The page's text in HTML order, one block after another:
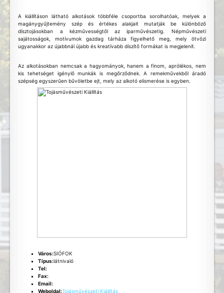
A kiállításon látható alkotások többféle csoportba sorolhatóak, melyek a
magánygyűjtemény szép és értékes alakjait mutatják be különböző
dísztojásokban a kézművességtől az iparművészetig. Népművészeti
sajátosságok, motívumok gazdag tárháza figyelhető meg, mely ötvözi
ugyanakkor az újabbnál újabb és kreatívabb díszítő formákat is megjelenít.
Az alkotásokban nemcsak a hagyományok, hanem a finom, aprólékos, nem
kis tehetséget igénylő munkák is megőrződnek. A remekművekből áradó
szépség egyszerűen bűvöletbe ejt, mely az alkotó elismerése is egyben.
Város:SIÓFOK
Típus:látnivaló
Tel:
Fax:
Email:
Weboldal:Tojásművészeti Kiállítás